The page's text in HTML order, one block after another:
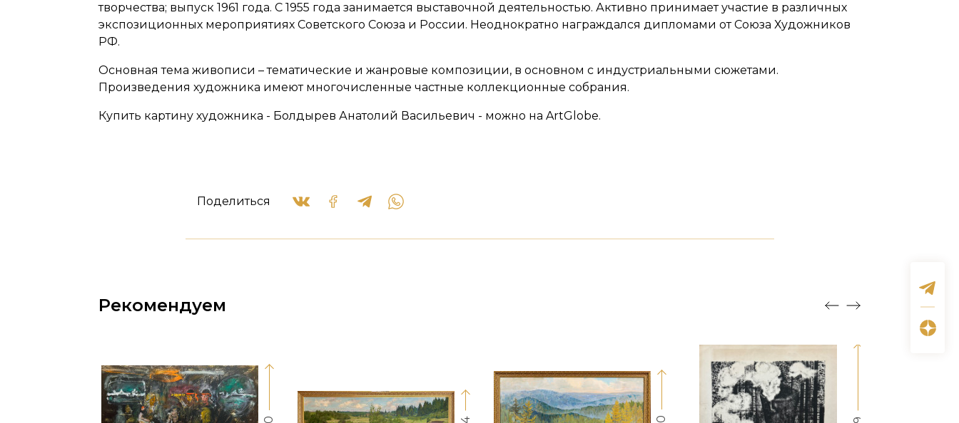
творчества; выпуск 1961 года. С 1955 года занимается выставочной деятельностью. Активно принимает участие в различных
экспозиционных мероприятиях Советского Союза и России. Неоднократно награждался дипломами от Союза Художников
РФ.
Основная тема живописи – тематические и жанровые композиции, в основном с индустриальными сюжетами.
Произведения художника имеют многочисленные частные коллекционные собрания.
Купить картину художника - Болдырев Анатолий Васильевич - можно на ArtGlobe.
Поделиться
Рекомендуем